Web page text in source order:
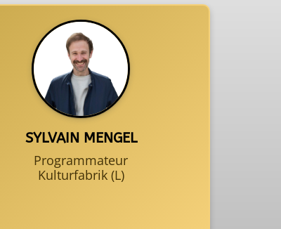
SYLVAIN MENGEL
Programmateur
Kulturfabrik (L)